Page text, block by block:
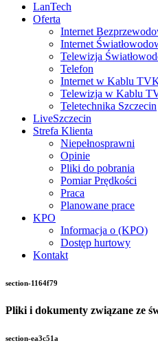
LanTech
Oferta
Internet
Internet
Telewizja
Telefon
Internet w Kablu
Telewizja w Kablu
Teletechnika Szczecin
LiveSzczecin
Strefa Klienta
Niepełnosprawni
Opinie
Pliki do pobrania
Pomiar Prędkości
Praca
Planowane prace
KPO
Informacja o (KPO)
Dostęp hurtowy
Kontakt
section-1164f79
Pliki i dokumenty związane ze
section-ea3c51a